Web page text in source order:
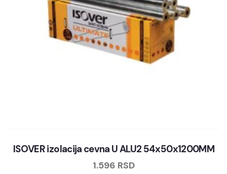
ISOVER izolacija cevna U ALU2 54x50x1200MM
1.596 RSD